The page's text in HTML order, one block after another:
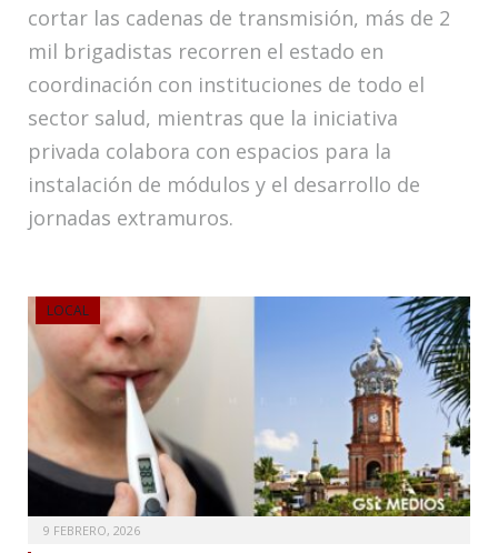
cortar las cadenas de transmisión, más de 2
mil brigadistas recorren el estado en
coordinación con instituciones de todo el
sector salud, mientras que la iniciativa
privada colabora con espacios para la
instalación de módulos y el desarrollo de
jornadas extramuros.
LOCAL
9 FEBRERO, 2026